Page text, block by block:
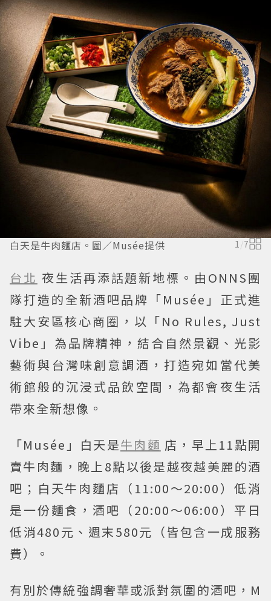
白天是牛肉麵店。圖／Musée提供 1/7
台北 夜生活再添話題新地標。由ONNS團
隊打造的全新酒吧品牌「Musée」正式進
駐大安區核心商圈，以「No Rules, Just
Vibe」為品牌精神，結合自然景觀、光影
藝術與台灣味創意調酒，打造宛如當代美
術館般的沉浸式品飲空間，為都會夜生活
帶來全新想像。
「Musée」白天是牛肉麵 店，早上11點開
賣牛肉麵，晚上8點以後是越夜越美麗的酒
吧；白天牛肉麵店（11:00～20:00）低消
是一份麵食，酒吧（20:00～06:00）平日
低消480元、週末580元（皆包含一成服務
費）。
有別於傳統強調奢華或派對氛圍的酒吧，M